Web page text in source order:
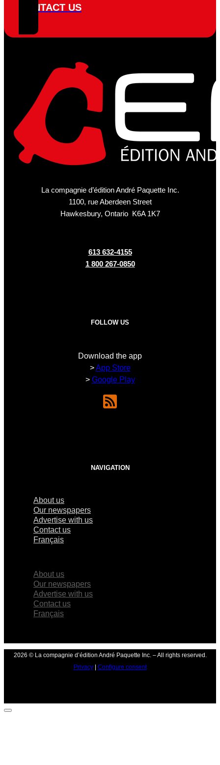
CONTACT US
La compagnie d’édition André Paquette Inc.
1100, rue Aberdeen Street
Hawkesbury, Ontario K6A 1K7
613 632-4155
1 800 267-0850
FOLLOW US
Download the app
>App Store
> Google Play
NAVIGATION
About us
Our newspapers
Advertise with us
Contact us
Français
About us
Our newspapers
Advertise with us
Contact us
Français
2026 © La compagnie d’édition André Paquette Inc. – All rights reserved.
Privacy| Configure consent